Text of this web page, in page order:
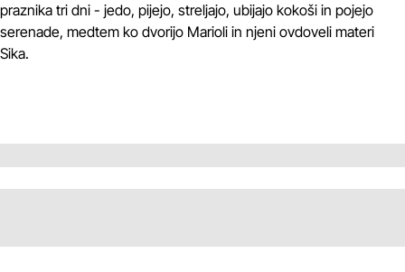
praznika tri dni - jedo, pijejo, streljajo, ubijajo kokoši in pojejo
serenade, medtem ko dvorijo Marioli in njeni ovdoveli materi
Sika.